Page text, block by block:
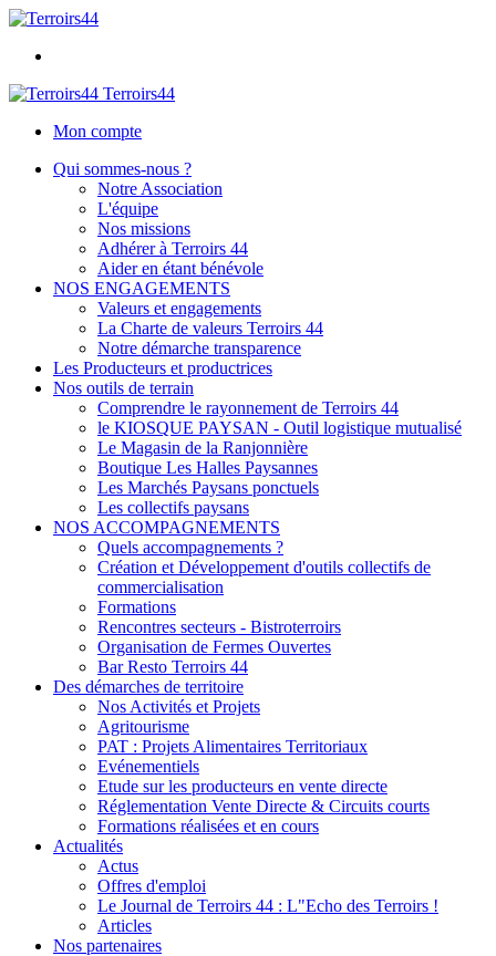
Terroirs44
Mon compte
Qui sommes-nous ?
Notre Association
L'équipe
Nos missions
Adhérer à Terroirs 44
Aider en étant bénévole
NOS ENGAGEMENTS
Valeurs et engagements
La Charte de valeurs Terroirs 44
Notre démarche transparence
Les Producteurs et productrices
Nos outils de terrain
Comprendre le rayonnement de Terroirs 44
le KIOSQUE PAYSAN - Outil logistique mutualisé
Le Magasin de la Ranjonnière
Boutique Les Halles Paysannes
Les Marchés Paysans ponctuels
Les collectifs paysans
NOS ACCOMPAGNEMENTS
Quels accompagnements ?
Création et Développement d'outils collectifs de
commercialisation
Formations
Rencontres secteurs - Bistroterroirs
Organisation de Fermes Ouvertes
Bar Resto Terroirs 44
Des démarches de territoire
Nos Activités et Projets
Agritourisme
PAT : Projets Alimentaires Territoriaux
Evénementiels
Etude sur les producteurs en vente directe
Réglementation Vente Directe & Circuits courts
Formations réalisées et en cours
Actualités
Actus
Offres d'emploi
Le Journal de Terroirs 44 : L"Echo des Terroirs !
Articles
Nos partenaires